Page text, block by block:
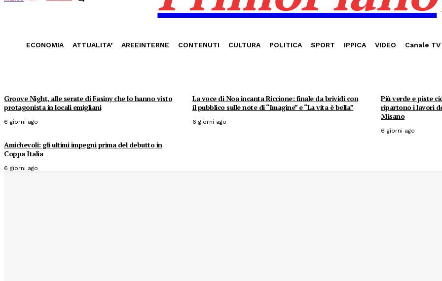
ECONOMIA ATTUALITA’ AREEINTERNE CONTENUTI CULTURA POLITICA SPORT IPPICA VIDEO Canale
Groove Night, alle serate di Fasiny che lo hanno visto
protagonista in locali emigliani
6 giorni ago
La voce di Noa incanta Riccione: finale da brividi con
il pubblico sulle note di “Imagine” e “La vita è bella”
6 giorni ago
Più verde e piste
ripartono i lavori
Misano
6 giorni ago
Amichevoli: gli ultimi impegni prima del debutto in
Coppa Italia
6 giorni ago